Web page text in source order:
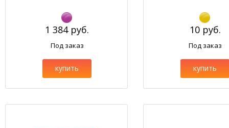
1 384 руб.
Под заказ
купить
10 руб.
Под заказ
купить